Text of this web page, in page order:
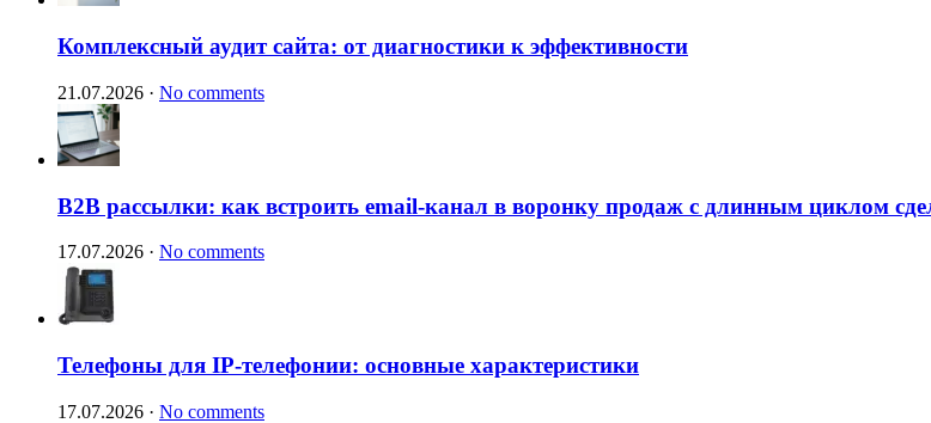
Комплексный аудит сайта: от диагностики к эффективности
21.07.2026 · No comments
B2B рассылки: как встроить email-канал в воронку продаж с длинным циклом
17.07.2026 · No comments
Телефоны для IP-телефонии: основные характеристики
17.07.2026 · No comments